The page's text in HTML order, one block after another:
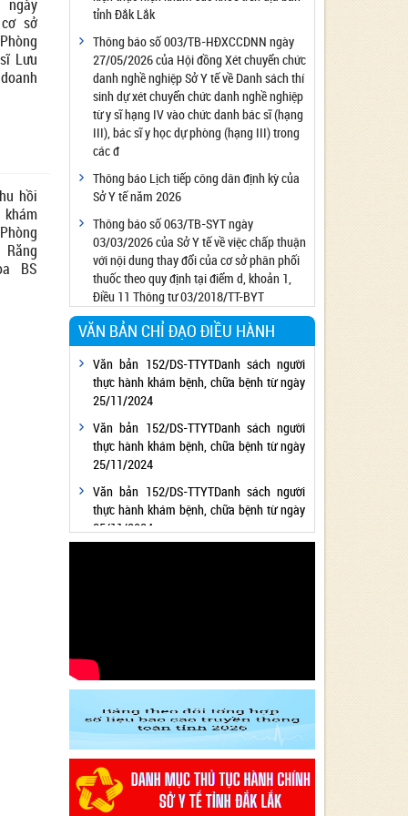
sở
Lưu
hồi
khám
BS
Công bố đủ điều kiện cung cấp dịch vụ diệt
côn trùng, diệt khuẩn bằng chế phẩm
Công bố cơ sở đủ điều kiện quan trắc môi
trường lao động
Công bố hồ sơ về trang thiết bị y tế
Công bố cơ sở đủ điều kiện tiêm chủng
Cơ sở Massage đủ điều kiện hoạt động
Cơ sở thẩm mỹ đủ điều kiện hoạt động
tỉnh Đắk Lắk
Thông báo số 003/TB-HĐXCCDNN ngày
27/05/2026 của Hội đồng Xét chuyển chức
danh nghề nghiệp Sở Y tế về Danh sách thí
sinh dự xét chuyển chức danh nghề nghiệp
từ y sĩ hạng IV vào chức danh bác sĩ (hạng
III), bác sĩ y học dự phòng (hạng III) trong
các đ
Thông báo Lịch tiếp công dân định kỳ của
Sở Y tế năm 2026
Thông báo số 063/TB-SYT ngày
03/03/2026 của Sở Y tế về việc chấp thuận
với nội dung thay đổi của cơ sở phân phối
thuốc theo quy định tại điểm d, khoản 1,
Điều 11 Thông tư 03/2018/TT-BYT
VĂN BẢN CHỈ ĐẠO ĐIỀU HÀNH
Văn bản 152/DS-TTYTDanh sách người
thực hành khám bệnh, chữa bệnh từ ngày
25/11/2024
Văn bản 152/DS-TTYTDanh sách người
thực hành khám bệnh, chữa bệnh từ ngày
25/11/2024
Văn bản 152/DS-TTYTDanh sách người
thực hành khám bệnh, chữa bệnh từ ngày
25/11/2024
2024 - Lĩnh vực Y tế
Văn bản 24/KH-SYT về việc thực hiện
Chương trình hành động thực hiện Nghị
quyết số 01/NQ-CP ngày 05/01/2024 của
Chính phủ về nhiệm vụ, giải pháp chủ yếu
thực hiện Kế hoạch phát triển kinh tế - xã
hội và Dự toán ngân sách nhà nước năm
2024 - Lĩnh vực Y tế